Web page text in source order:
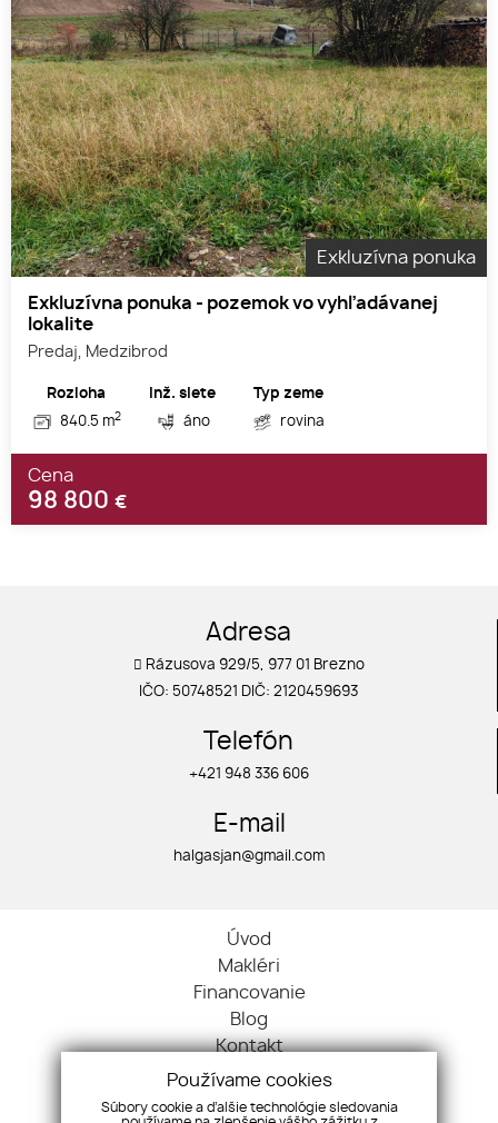
Exkluzívna ponuka
Exkluzívna ponuka - pozemok vo vyhľadávanej
lokalite
Predaj, Medzibrod
Rozloha
840.5 m2
Inž. siete
áno
Typ zeme
rovina
Cena
98 800 €
Adresa
Rázusova 929/5, 977 01 Brezno
IČO: 50748521 DIČ: 2120459693
Telefón
+421 948 336 606
E-mail
halgasjan@gmail.com
Úvod
Makléri
Financovanie
Blog
Kontakt
Ochrana osobných údajov
Cookies
Používame cookies
Súbory cookie a ďalšie technológie sledovania